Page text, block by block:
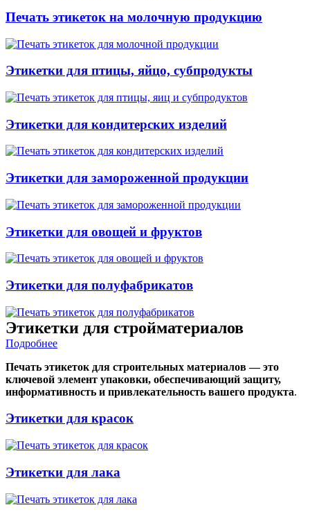
Печать этикеток на молочную продукцию
Этикетки для птицы, яйцо, субпродукты
Этикетки для кондитерских изделий
Этикетки для замороженной продукции
Этикетки для овощей и фруктов
Этикетки для полуфабрикатов
Этикетки для стройматериалов
Подробнее
Печать этикеток для строительных материалов — это
ключевой элемент упаковки, обеспечивающий защиту,
информативность и привлекательность вашего продукта.
Этикетки для красок
Этикетки для лака